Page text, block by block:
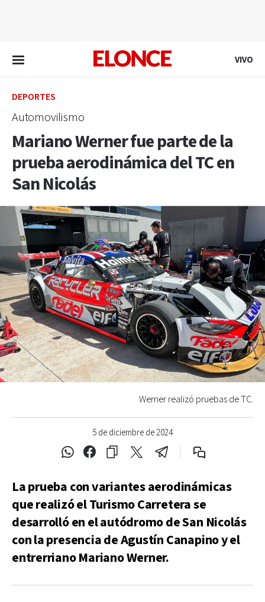
VIVO
DEPORTES
Automovilismo
Mariano Werner fue parte de la
prueba aerodinámica del TC en
San Nicolás
5 de diciembre de 2024
Werner realizó pruebas de TC.
La prueba con variantes aerodinámicas
que realizó el Turismo Carretera se
desarrolló en el autódromo de San Nicolás
con la presencia de Agustín Canapino y el
entrerriano Mariano Werner.